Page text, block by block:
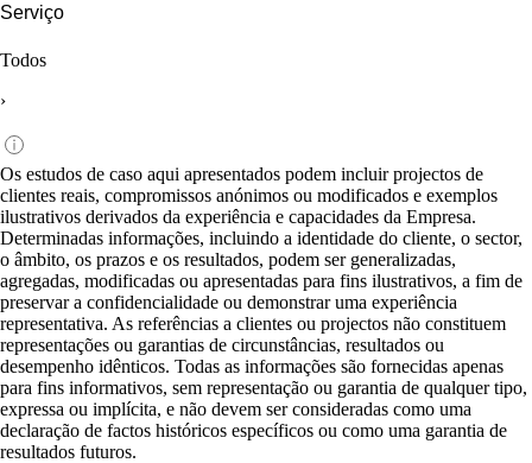
Serviço
Todos
›
Os estudos de caso aqui apresentados podem incluir projectos de
clientes reais, compromissos anónimos ou modificados e exemplos
ilustrativos derivados da experiência e capacidades da Empresa.
Determinadas informações, incluindo a identidade do cliente, o sector,
o âmbito, os prazos e os resultados, podem ser generalizadas,
agregadas, modificadas ou apresentadas para fins ilustrativos, a fim de
preservar a confidencialidade ou demonstrar uma experiência
representativa. As referências a clientes ou projectos não constituem
representações ou garantias de circunstâncias, resultados ou
desempenho idênticos. Todas as informações são fornecidas apenas
para fins informativos, sem representação ou garantia de qualquer tipo,
expressa ou implícita, e não devem ser consideradas como uma
declaração de factos históricos específicos ou como uma garantia de
resultados futuros.